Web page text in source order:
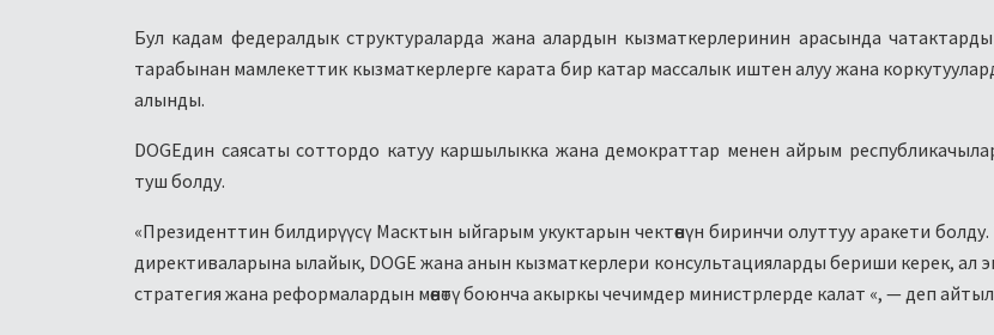
Бул кадам федералдык структураларда жана алардын кызматкерлеринин арасында
тарабынан мамлекеттик кызматкерлерге карата бир катар массалык иштен алуу жана
алынды.
DOGEдин саясаты соттордо катуу каршылыкка жана демократтар менен айрым
туш болду.
«Президенттин билдирүүсү Масктын ыйгарым укуктарын чектөөнүн биринчи олуттуу аракети
директиваларына ылайык, DOGE жана анын кызматкерлери консультацияларды бериши керек, ал
стратегия жана реформалардын мөөнөтү боюнча акыркы чечимдер министрлерде калат «, — деп